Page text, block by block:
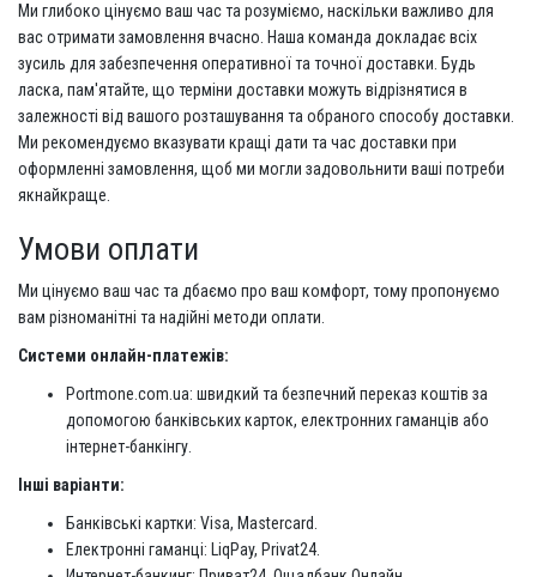
Ми глибоко цінуємо ваш час та розуміємо, наскільки важливо для
вас отримати замовлення вчасно. Наша команда докладає всіх
зусиль для забезпечення оперативної та точної доставки. Будь
ласка, пам'ятайте, що терміни доставки можуть відрізнятися в
залежності від вашого розташування та обраного способу доставки.
Ми рекомендуємо вказувати кращі дати та час доставки при
оформленні замовлення, щоб ми могли задовольнити ваші потреби
якнайкраще.
Умови оплати
Ми цінуємо ваш час та дбаємо про ваш комфорт, тому пропонуємо
вам різноманітні та надійні методи оплати.
Системи онлайн-платежів:
Portmone.com.ua: швидкий та безпечний переказ коштів за
допомогою банківських карток, електронних гаманців або
інтернет-банкінгу.
Інші варіанти:
Банківські картки: Visa, Mastercard.
Електронні гаманці: LiqPay, Privat24.